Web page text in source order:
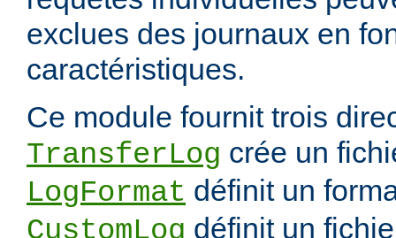
exclues des journaux en
caractéristiques.
Ce module fournit trois
TransferLog crée un
LogFormat définit un
définit un